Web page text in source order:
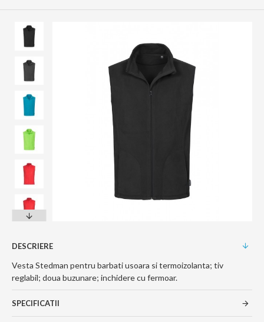
DESCRIERE
Vesta Stedman pentru barbati usoara si termoizolanta; tiv
reglabil; doua buzunare; inchidere cu fermoar.
SPECIFICATII